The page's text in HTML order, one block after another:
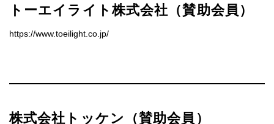
トーエイライト株式会社（賛助会員）
https://www.toeilight.co.jp/
株式会社トッケン（賛助会員）